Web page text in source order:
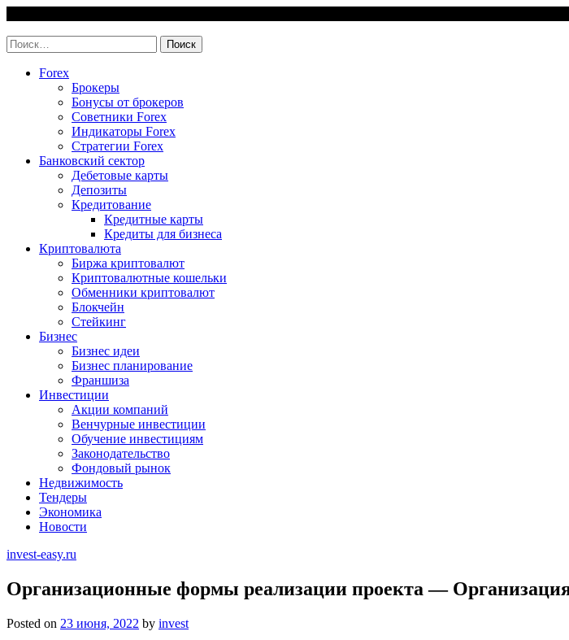
content
Найти:
Forex
Брокеры
Бонусы от брокеров
Советники Forex
Индикаторы Forex
Стратегии Forex
Банковский сектор
Дебетовые карты
Депозиты
Кредитование
Кредитные карты
Кредиты для бизнеса
Криптовалюта
Биржа криптовалют
Криптовалютные кошельки
Обменники криптовалют
Блокчейн
Стейкинг
Бизнес
Бизнес идеи
Бизнес планирование
Франшиза
Инвестиции
Акции компаний
Венчурные инвестиции
Обучение инвестициям
Законодательство
Фондовый рынок
Недвижимость
Тендеры
Экономика
Новости
invest-easy.ru
Организационные формы реализации проекта —
Posted on 23 июня, 2022 by invest